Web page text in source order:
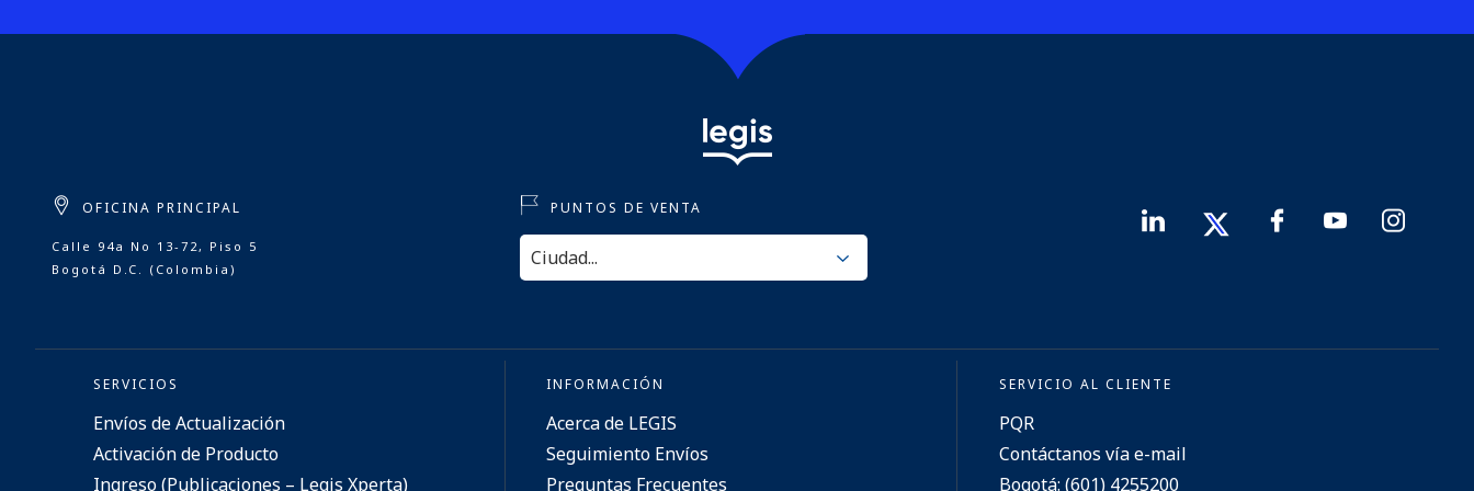
OFICINA PRINCIPAL
Calle 94a No 13-72, Piso 5
Bogotá D.C. (Colombia)
PUNTOS DE VENTA
SERVICIOS
Envíos de Actualización
Activación de Producto
Ingreso (Publicaciones – Legis Xperta)
INFORMACIÓN
Acerca de LEGIS
Seguimiento Envíos
Preguntas Frecuentes
SERVICIO AL CLIENTE
PQR
Contáctanos vía e-mail
Bogotá: (601) 4255200